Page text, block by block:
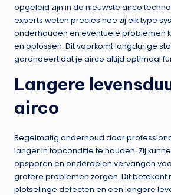
opgeleid zijn in de nieuwste airco
experts weten precies hoe zij elk type
onderhouden en eventuele problemen
en oplossen. Dit voorkomt langdurige
garandeert dat je airco altijd optimaal
Langere
airco
Regelmatig onderhoud door
langer in topconditie te houden. Zij
opsporen en onderdelen vervangen
grotere problemen zorgen. Dit betekent
plotselinge defecten en een langere